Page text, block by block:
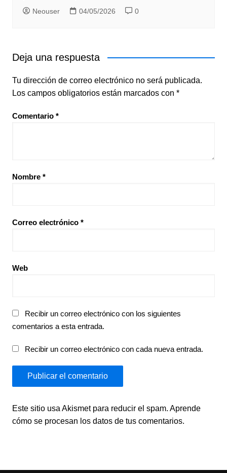
Neouser 04/05/2026 0
Deja una respuesta
Tu dirección de correo electrónico no será publicada.
Los campos obligatorios están marcados con *
Comentario *
Nombre *
Correo electrónico *
Web
Recibir un correo electrónico con los siguientes
comentarios a esta entrada.
Recibir un correo electrónico con cada nueva entrada.
Este sitio usa Akismet para reducir el spam. Aprende
cómo se procesan los datos de tus comentarios.